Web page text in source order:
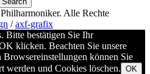
. Alle Rechte
/axf-grafix
Bitte bestätigen Sie Ihr
klicken. Beachten Sie unsere
Browsereinstellungen können Sie
werden und Cookies löschen. OK